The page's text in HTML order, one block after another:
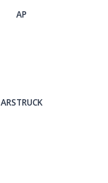
AP
ARSTRUCK